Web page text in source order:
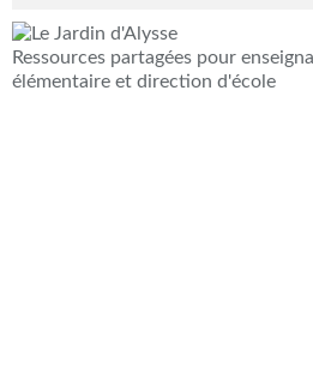
Ressources partagées pour
élémentaire et direction d'école